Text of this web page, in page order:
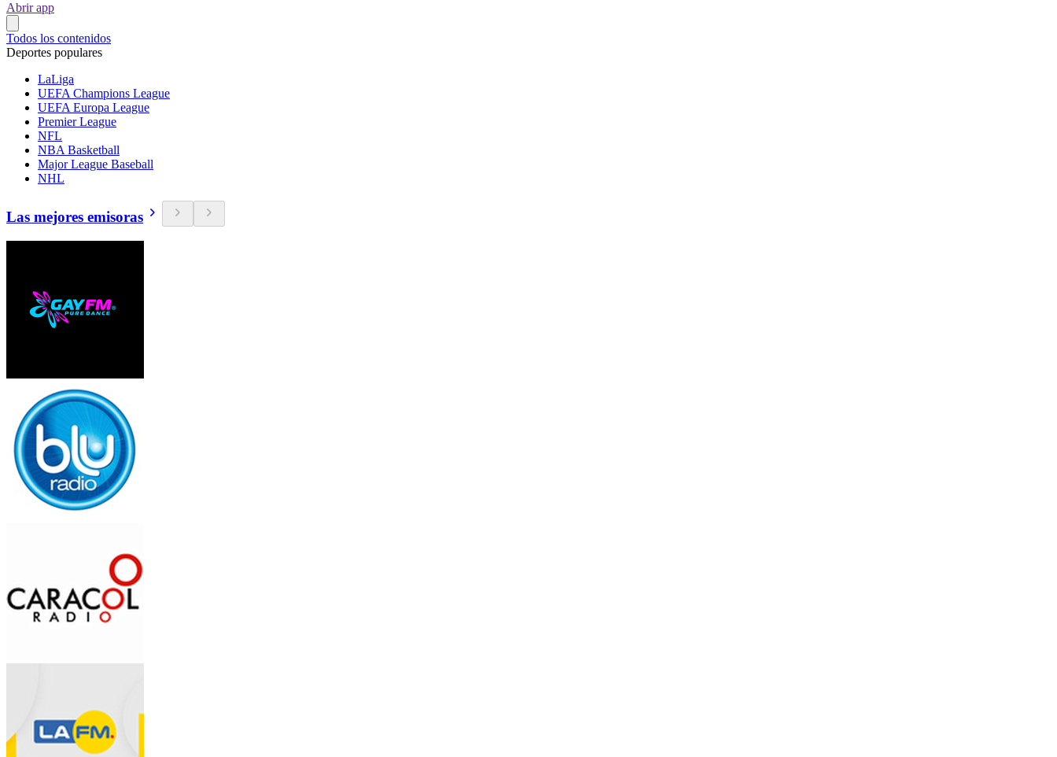
Abrir app
Todos los contenidos
Deportes populares
LaLiga
UEFA Champions League
UEFA Europa League
Premier League
NFL
NBA Basketball
Major League Baseball
NHL
Las mejores emisoras